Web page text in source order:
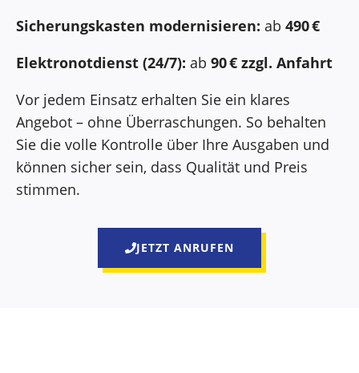
Sicherungskasten modernisieren: ab 490 €
Elektronotdienst (24/7): ab 90 € zzgl. Anfahrt
Vor jedem Einsatz erhalten Sie ein klares
Angebot – ohne Überraschungen. So behalten
Sie die volle Kontrolle über Ihre Ausgaben und
können sicher sein, dass Qualität und Preis
stimmen.
JETZT ANRUFEN